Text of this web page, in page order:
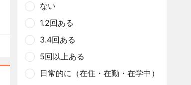
ない
1.2回ある
3.4回ある
5回以上ある
日常的に（在住・在勤・在学中）